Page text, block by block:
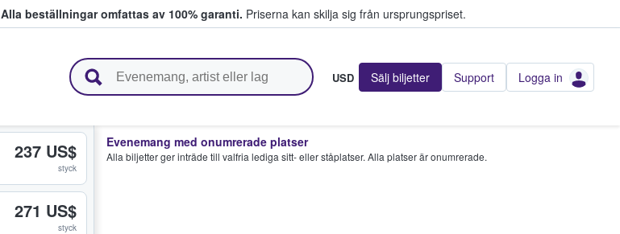
Alla beställningar omfattas av 100% garanti. Priserna kan skilja sig från ursprungspriset.
USD Sälj biljetter Support Logga in
237 US$
styck
271 US$
styck
Evenemang med onumrerade platser
Alla biljetter ger inträde till valfria lediga sitt- eller ståplatser. Alla platser är onumrerade.